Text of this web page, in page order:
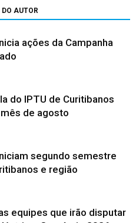
AUTOR
ações da Campanha
do IPTU de Curitibanos
de agosto
segundo semestre
e região
equipes que irão disputar